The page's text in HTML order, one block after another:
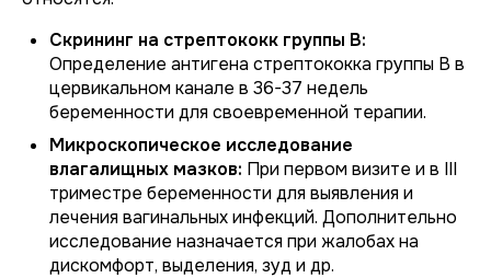
Скрининг на стрептококк группы В:
Определение антигена стрептококка группы В в
цервикальном канале в 36-37 недель
беременности для своевременной терапии.
Микроскопическое исследование
влагалищных мазков: При первом визите и в III
триместре беременности для выявления и
лечения вагинальных инфекций. Дополнительно
исследование назначается при жалобах на
дискомфорт, выделения, зуд и др.